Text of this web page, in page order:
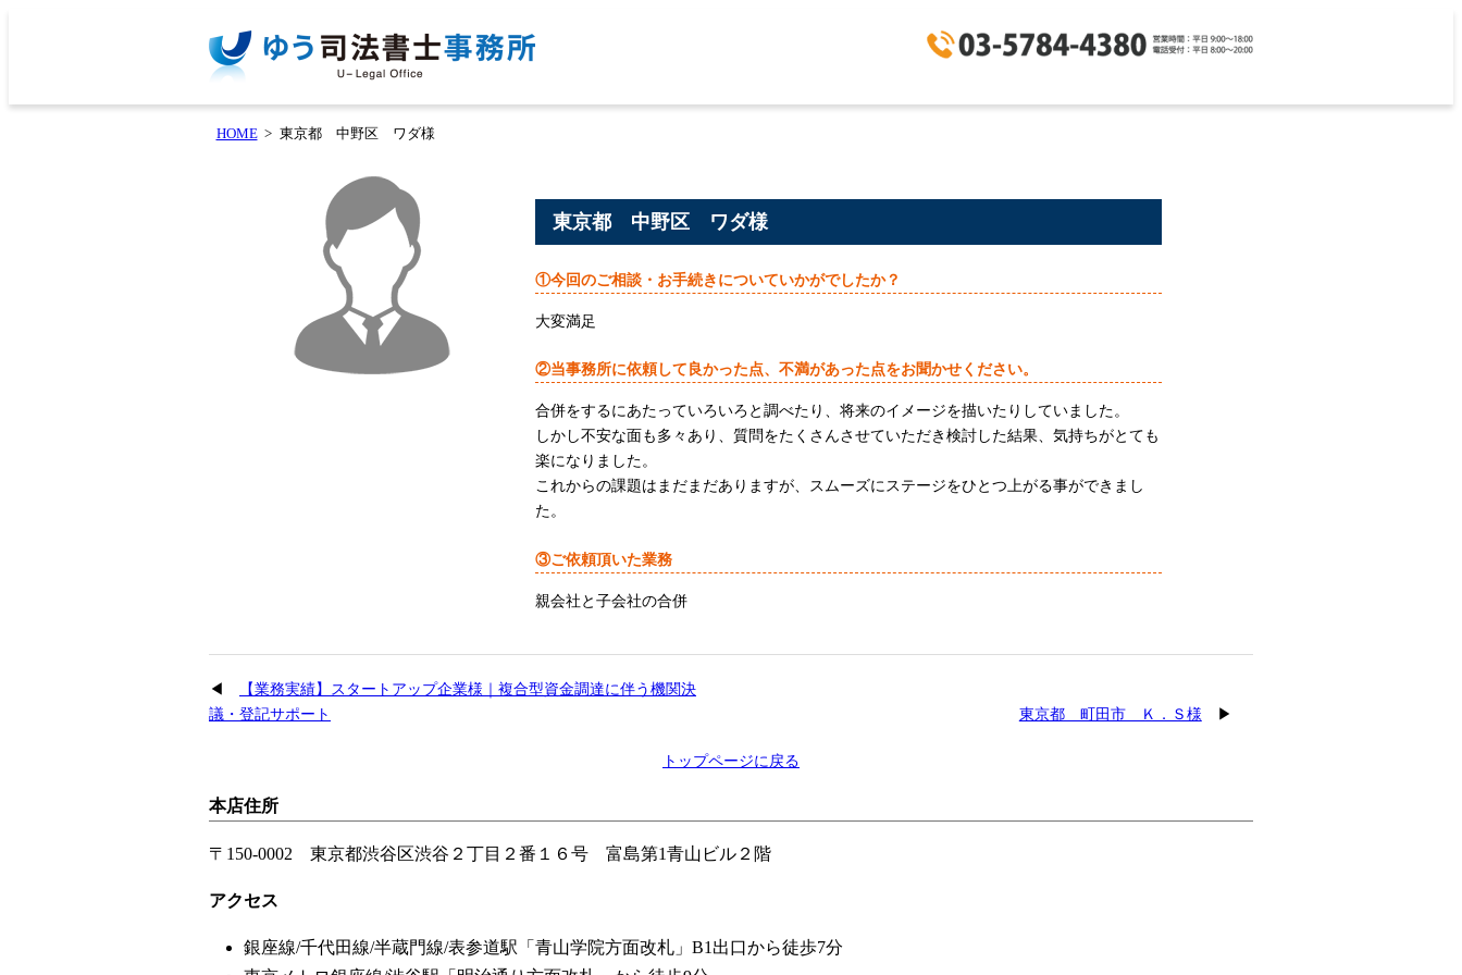
HOME 東京都 中野区 ワダ様
東京都 中野区 ワダ様
①今回のご相談・お手続きについていかがでしたか？
大変満足
②当事務所に依頼して良かった点、不満があった点をお聞かせください。
合併をするにあたっていろいろと調べたり、将来のイメージを描いたりしていました。
しかし不安な面も多々あり、質問をたくさんさせていただき検討した結果、気持ちがとても
楽になりました。
これからの課題はまだまだありますが、スムーズにステージをひとつ上がる事ができまし
た。
③ご依頼頂いた業務
親会社と子会社の合併
【業務実績】スタートアップ企業様｜複合型資金調達に伴う機関決
議・登記サポート
東京都 町田市 Ｋ．Ｓ様
トップページに戻る
本店住所
〒150-0002 東京都渋谷区渋谷２丁目２番１６号 富島第1青山ビル２階
アクセス
銀座線/千代田線/半蔵門線/表参道駅「青山学院方面改札」B1出口から徒歩7分